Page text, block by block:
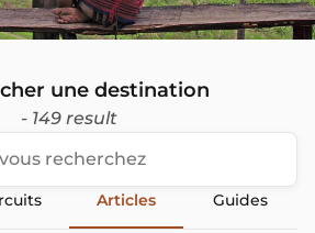
une destination
- 149 result
Articles Guides